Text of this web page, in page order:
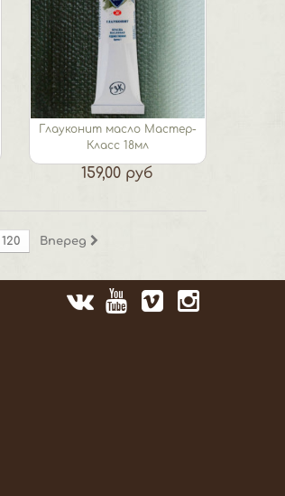
Глауконит масло Мастер-
Класс 18мл
159,00 руб
120 Вперед